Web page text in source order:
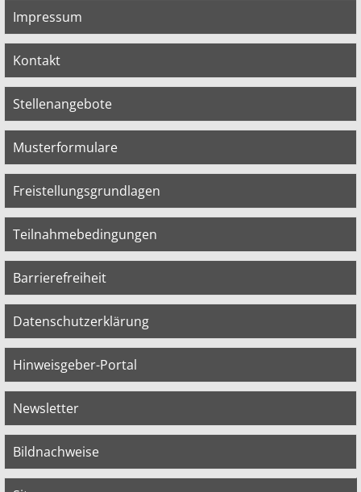
Impressum
Kontakt
Stellenangebote
Musterformulare
Freistellungsgrundlagen
Teilnahmebedingungen
Barrierefreiheit
Datenschutzerklärung
Hinweisgeber-Portal
Newsletter
Bildnachweise